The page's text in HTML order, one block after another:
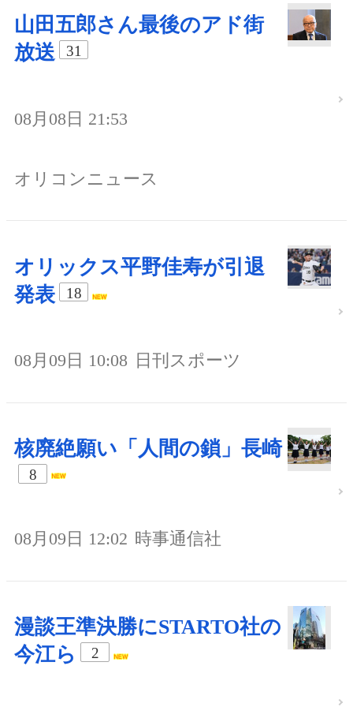
山田五郎さん最後のアド街
放送
31
08月08日 21:53
オリコンニュース
オリックス平野佳寿が引退
発表
18
08月09日 10:08 日刊スポーツ
核廃絶願い「人間の鎖」長崎
8
08月09日 12:02 時事通信社
漫談王準決勝にSTARTO社の
今江ら
2